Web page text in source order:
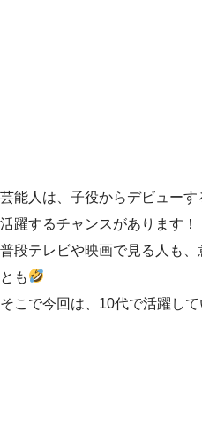
芸能人は、子役からデビュー
活躍するチャンスがあります！
普段テレビや映画で見る人も
とも
そこで今回は、10代で活躍し